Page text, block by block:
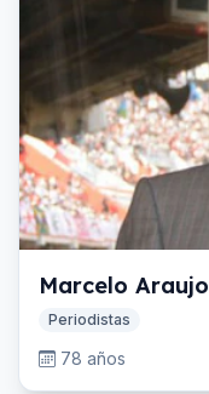
Marcelo Araujo
Periodistas
78 años